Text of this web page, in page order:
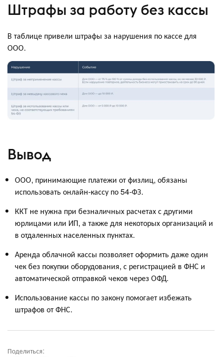
Штрафы за работу без кассы
В таблице привели штрафы за нарушения по кассе для
ООО.
Вывод
ООО, принимающие платежи от физлиц, обязаны
использовать онлайн-кассу по 54‑ФЗ.
ККТ не нужна при безналичных расчетах с другими
юрлицами или ИП, а также для некоторых организаций и
в отдаленных населенных пунктах.
Аренда облачной кассы позволяет оформить даже один
чек без покупки оборудования, с регистрацией в ФНС и
автоматической отправкой чеков через ОФД.
Использование кассы по закону помогает избежать
штрафов от ФНС.
Поделиться: